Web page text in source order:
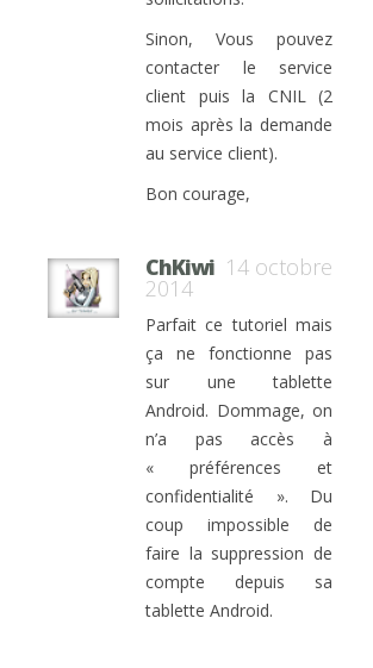
Sinon, Vous pouvez
contacter le service
client puis la CNIL (2
mois après la demande
au service client).
Bon courage,
ChKiwi 14 octobre
2014
Parfait ce tutoriel mais
ça ne fonctionne pas
sur une tablette
Android. Dommage, on
n’a pas accès à
« préférences et
confidentialité ». Du
coup impossible de
faire la suppression de
compte depuis sa
tablette Android.